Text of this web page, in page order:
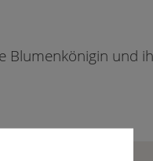
Blumenkönigin und